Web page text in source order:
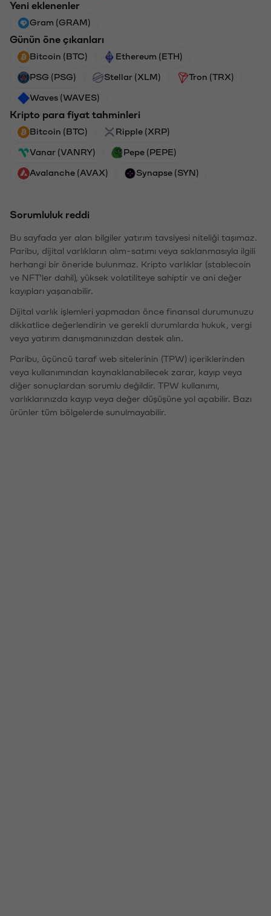
Yeni eklenenler
Gram (GRAM)
Günün öne çıkanları
Bitcoin (BTC) Ethereum (ETH)
PSG (PSG) Stellar (XLM) Tron (TRX)
Waves (WAVES)
Kripto para fiyat tahminleri
Bitcoin (BTC) Ripple (XRP)
Vanar (VANRY) Pepe (PEPE)
Avalanche (AVAX) Synapse (SYN)
Sorumluluk reddi
Bu sayfada yer alan bilgiler yatırım tavsiyesi niteliği taşımaz.
Paribu, dijital varlıkların alım-satımı veya saklanmasıyla ilgili
herhangi bir öneride bulunmaz. Kripto varlıklar (stablecoin
ve NFT'ler dahil), yüksek volatiliteye sahiptir ve ani değer
kayıpları yaşanabilir.
Dijital varlık işlemleri yapmadan önce finansal durumunuzu
dikkatlice değerlendirin ve gerekli durumlarda hukuk, vergi
veya yatırım danışmanınızdan destek alın.
Paribu, üçüncü taraf web sitelerinin (TPW) içeriklerinden
veya kullanımından kaynaklanabilecek zarar, kayıp veya
diğer sonuçlardan sorumlu değildir. TPW kullanımı,
varlıklarınızda kayıp veya değer düşüşüne yol açabilir. Bazı
ürünler tüm bölgelerde sunulmayabilir.